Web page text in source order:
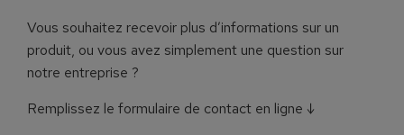
Vous souhaitez recevoir plus d’informations sur un
produit, ou vous avez simplement une question sur
notre entreprise ?
Remplissez le formulaire de contact en ligne ↓